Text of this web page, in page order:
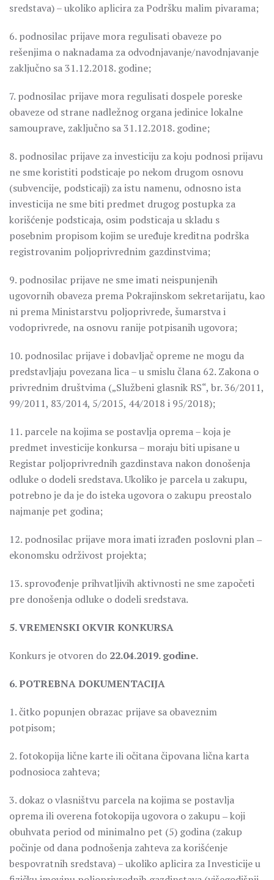
sredstava) – ukoliko aplicira za Podršku malim pivarama;
6. podnosilac prijave mora regulisati obaveze po
rešenjima o naknadama za odvodnjavanje/navodnjavanje
zaključno sa 31.12.2018. godine;
7. podnosilac prijave mora regulisati dospele poreske
obaveze od strane nadležnog organa jedinice lokalne
samouprave, zaključno sa 31.12.2018. godine;
8. podnosilac prijave za investiciju za koju podnosi prijavu
ne sme koristiti podsticaje po nekom drugom osnovu
(subvencije, podsticaji) za istu namenu, odnosno ista
investicija ne sme biti predmet drugog postupka za
korišćenje podsticaja, osim podsticaja u skladu s
posebnim propisom kojim se uređuje kreditna podrška
registrovanim poljoprivrednim gazdinstvima;
9. podnosilac prijave ne sme imati neispunjenih
ugovornih obaveza prema Pokrajinskom sekretarijatu, kao
ni prema Ministarstvu poljoprivrede, šumarstva i
vodoprivrede, na osnovu ranije potpisanih ugovora;
10. podnosilac prijave i dobavljač opreme ne mogu da
predstavljaju povezana lica – u smislu člana 62. Zakona o
privrednim društvima („Službeni glasnik RS“, br. 36/2011,
99/2011, 83/2014, 5/2015, 44/2018 i 95/2018);
11. parcele na kojima se postavlja oprema – koja je
predmet investicije konkursa – moraju biti upisane u
Registar poljoprivrednih gazdinstava nakon donošenja
odluke o dodeli sredstava. Ukoliko je parcela u zakupu,
potrebno je da je do isteka ugovora o zakupu preostalo
najmanje pet godina;
12. podnosilac prijave mora imati izrađen poslovni plan ‒
ekonomsku održivost projekta;
13. sprovođenje prihvatljivih aktivnosti ne sme započeti
pre donošenja odluke o dodeli sredstava.
5. VREMENSKI OKVIR KONKURSA
Konkurs je otvoren do 22.04.2019. godine.
6. POTREBNA DOKUMENTACIJA
1. čitko popunjen obrazac prijave sa obaveznim
potpisom;
2. fotokopija lične karte ili očitana čipovana lična karta
podnosioca zahteva;
3. dokaz o vlasništvu parcela na kojima se postavlja
oprema ili overena fotokopija ugovora o zakupu ‒ koji
obuhvata period od minimalno pet (5) godina (zakup
počinje od dana podnošenja zahteva za korišćenje
bespovratnih sredstava) – ukoliko aplicira za Investicije u